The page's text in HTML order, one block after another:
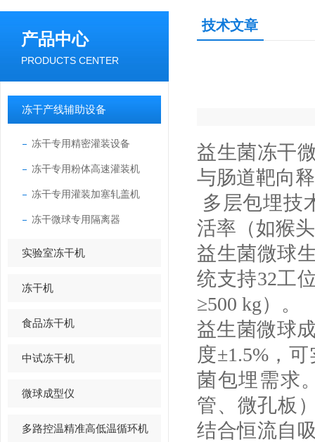
产品中心
PRODUCTS CENTER
冻干产线辅助设备
冻干专用精密灌装设备
冻干专用粉体高速灌装机
冻干专用灌装加塞轧盖机
冻干微球专用隔离器
实验室冻干机
冻干机
食品冻干机
中试冻干机
微球成型仪
多路控温精准高低温循环机
技术文章
益生菌冻干
与肠道靶向
多层包埋技
活率（如猴
益生菌微球
统支持32工
≥500 kg）。
益生菌微球
度±1.5%，可
菌包埋需求
管、微孔板
结合恒流自